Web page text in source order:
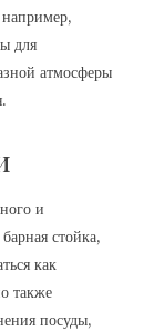
для
атмосферы
и
стойка,
как
также
посуды,